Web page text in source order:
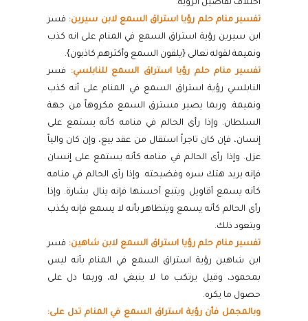
اختلاف تفاصيل الرؤية.
تفسير منام حلم رؤيا استراق السمع لابن سيرين: فسر
ابن سيرين رؤية استراق السمع في المنام على انه كذب
ونميمة لقوله تعالى {يلقون السمع وأكثرهم كاذبون}.
تفسير منام حلم رؤيا استراق السمع للنابلسي:
فسر
النابلسي رؤية استراق السمع في المنام على أنه كذب
ونميمة. وربما يصير مسترق السمع مكروهاً من جهة
السلطان. وإذا رأى الحالم في منامه كأنه يستمع على
إنسان، فإن كان تاجراً استقال من عقد بيع، وإن كان والياً
عزل. وإذا رأى الحالم في منامه كأنه يستمع على إنسان
فإنه يريد هتك سره وفضيحته. وإذا رأى الحالم في منامه
كأنه يسمع أقاويل ويتبع أحسنها فإنه ينال بشارة. وإذا
رأى الحالم كأنه يسمع ويتظاهر بأنه لا يسمع فإنه يكذب
ويتعود ذلك.
تفسير منام حلم رؤيا استراق السمع لابن شاهين: فسر
ابن شاهين رؤية استراق السمع في المنام بأنه ليس
بمحمود، وقيل يرتكب ما لا ينبغي له، وربما دل على
حصول ما يكره.
وبالمجمل فأن رؤية استراق السمع في المنام تدل على: